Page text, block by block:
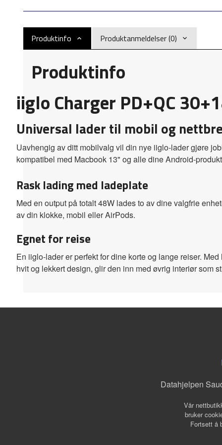
Produktinfo Produktanmeldelser (0)
Produktinfo
iiglo Charger PD+QC
Universal lader til mobil og
Uavhengig av ditt mobilvalg vil din nye iiglo-lader gjøre
kompatibel med Macbook 13" og alle dine Android-
Rask lading med ladeplate
Med en output på totalt 48W lades to av dine valgfrie
av din klokke, mobil eller AirPods.
Egnet for reise
En iiglo-lader er perfekt for dine korte og lange reiser.
hvit og lekkert design, glir den inn med øvrig interiør som
Datahjelpen
Vår
bruker
Fortsett å